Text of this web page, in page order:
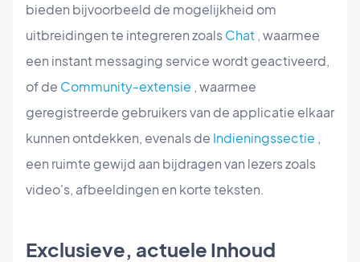
bieden bijvoorbeeld de mogelijkheid om
uitbreidingen te integreren zoalsChat, waarmee
een instant messaging service wordt geactiveerd,
of de Community-extensie , waarmee
geregistreerde gebruikers van de applicatie elkaar
kunnen ontdekken, evenals de Indieningssectie ,
een ruimte gewijd aan bijdragen van lezers zoals
video's, afbeeldingen en korte teksten.
Exclusieve, actuele Inhoud